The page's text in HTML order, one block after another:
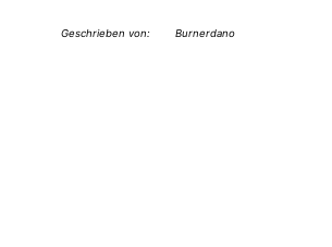
Geschrieben von: Burnerdano